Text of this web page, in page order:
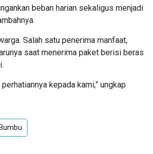
beban harian sekaligus menjadi
Salah satu penerima manfaat,
saat menerima paket berisi beras
kepada kami,” ungkap